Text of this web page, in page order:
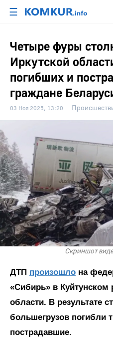
☰
Четыре фуры
Иркутской
погибших и
граждане
03 Ноя 2025, 13:20
Скриншот
ДТП произошло на
«Сибирь» в Куйтунском
области. В результате
большегрузов погибли
пострадавшие.